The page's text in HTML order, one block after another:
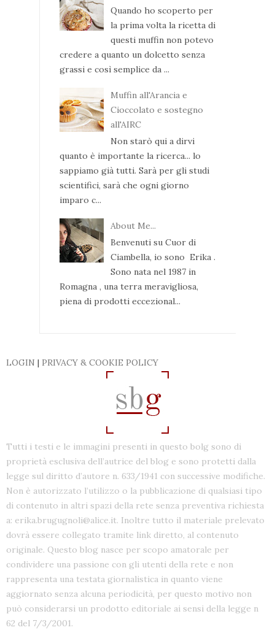
Quando ho scoperto per
la prima volta la ricetta di
questi muffin non potevo
credere a quanto un dolcetto senza
grassi e così semplice da ...
Muffin all'Arancia e
Cioccolato e sostegno
all'AIRC
Non starò qui a dirvi
quanto è importante la ricerca... lo
sappiamo già tutti. Sarà per gli studi
scientifici, sarà che ogni giorno
imparo c...
About Me...
Benvenuti su Cuor di
Ciambella, io sono Erika .
Sono nata nel 1987 in
Romagna , una terra meravigliosa,
piena di prodotti eccezional...
LOGIN | PRIVACY & COOKIE POLICY
Tutti i testi e le immagini presenti in questo bolg sono di
proprietà esclusiva dell’autrice del blog e sono protetti dalla
legge sul diritto d’autore n. 633/1941 con successive modifiche.
Non è autorizzato l’utilizzo o la pubblicazione di qualsiasi tipo
di contenuto in altri spazi della rete senza preventiva richiesta
a: erika.brugugnoli@alice.it. Inoltre tutto il materiale prelevato
dovrà essere collegato tramite link diretto, al contenuto
originale. Questo blog nasce per scopo amatorale per
condividere una passione con gli utenti della rete e non
rappresenta una testata giornalistica in quanto viene
aggiornato senza alcuna periodicità, per questo motivo non
può considerarsi un prodotto editoriale ai sensi della legge n
62 del 7/3/2001.